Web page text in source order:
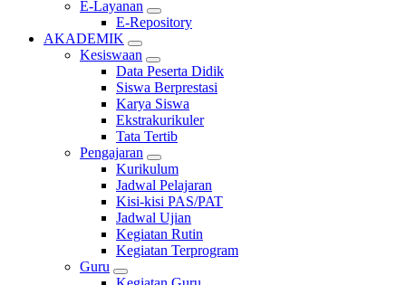
E-Layanan
E-Repository
AKADEMIK
Kesiswaan
Data Peserta Didik
Siswa Berprestasi
Karya Siswa
Ekstrakurikuler
Tata Tertib
Pengajaran
Kurikulum
Jadwal Pelajaran
Kisi-kisi PAS/PAT
Jadwal Ujian
Kegiatan Rutin
Kegiatan Terprogram
Guru